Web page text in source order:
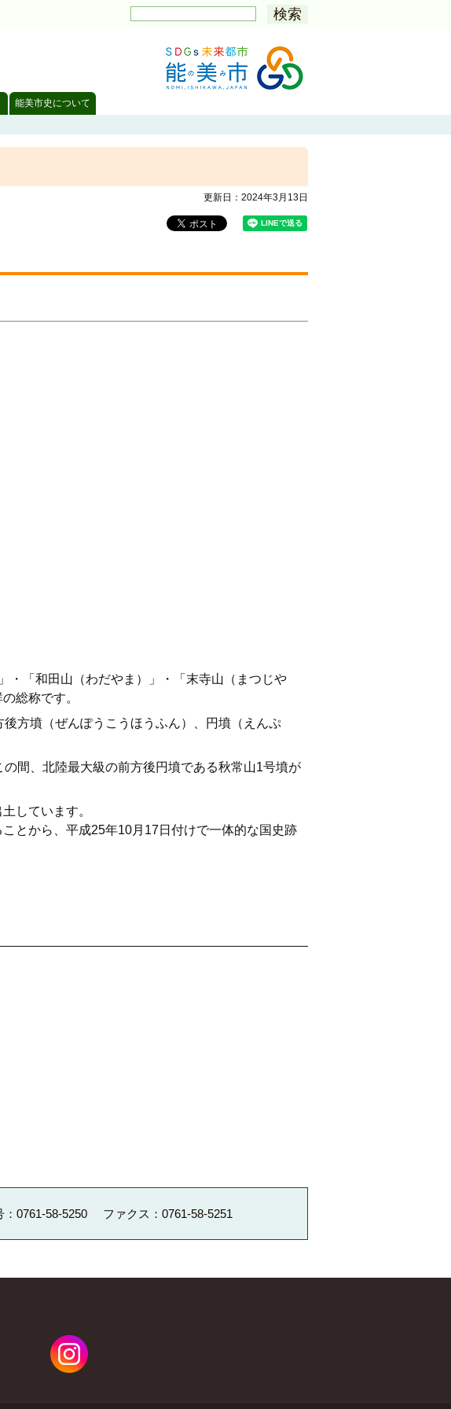
能美市史について
更新日： 2024年3月13日
・「和田山（わだやま）」・「末寺山（まつじや
総称です。
方墳（ぜんぽうこうほうふん）、円墳（えんぷ
間、北陸最大級の前方後円墳である秋常山1号墳が
しています。
とから、平成25年10月17日付けで一体的な国史跡
：0761-58-5250 ファクス：0761-58-5251